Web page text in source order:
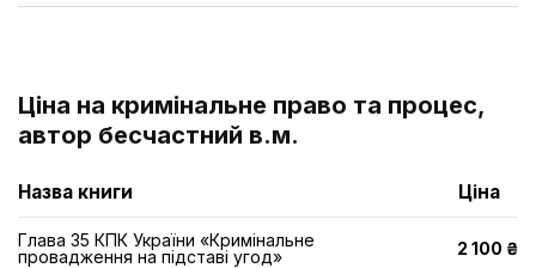
Ціна на кримінальне право та процес,
автор бесчастний в.м.
Назва книги Ціна
Глава 35 КПК України «Кримінальне
провадження на підставі угод»
2 100 ₴